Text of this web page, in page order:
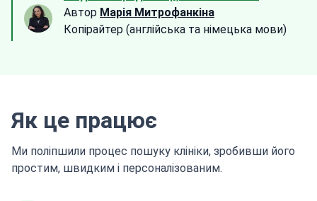
Автор Марія Митрофанкіна
Копірайтер (англійська та німецька мови)
Як це працює
Ми поліпшили процес пошуку клініки, зробивши його
простим, швидким і персоналізованим.